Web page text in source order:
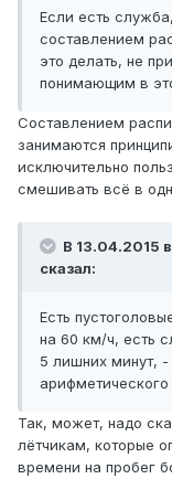
Если есть
составлением
это делать, не
понимающим в
Составлением
занимаются
исключительно
смешивать всё в
В 13.04.2015
сказал:
Есть
на 60 км/ч, есть
5 лишних минут,
Так, может, надо
лётчикам, которые
времени на пробег